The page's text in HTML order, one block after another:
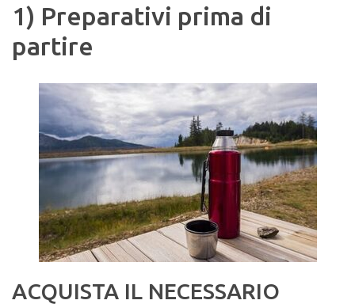
1) Preparativi prima di
partire
ACQUISTA IL NECESSARIO